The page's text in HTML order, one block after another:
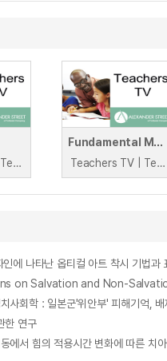
Teachers TV | Teachers TV
Fundamental Movement Skills
Teachers TV | Teachers TV
인에 나타난 옵티컬 아트 착시 기법과
on Salvation and Non-
사회학 : 일본군'위안부' 피해기억,
한 연구